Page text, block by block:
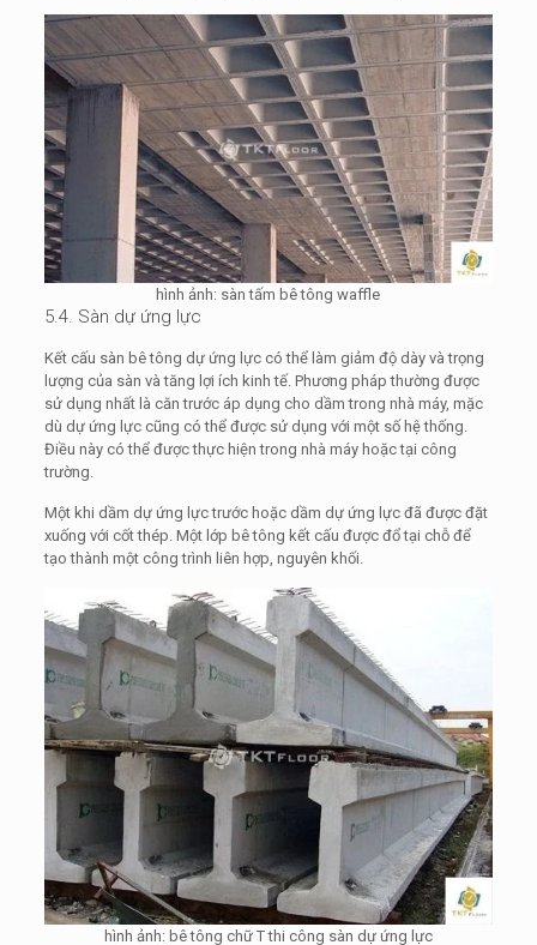
hình ảnh: sàn tấm bê tông waffle
5.4. Sàn dự ứng lực
Kết cấu sàn bê tông dự ứng lực có thể làm giảm độ dày và trọng
lượng của sàn và tăng lợi ích kinh tế. Phương pháp thường được
sử dụng nhất là căn trước áp dụng cho dầm trong nhà máy, mặc
dù dự ứng lực cũng có thể được sử dụng với một số hệ thống.
Điều này có thể được thực hiện trong nhà máy hoặc tại công
trường.
Một khi dầm dự ứng lực trước hoặc dầm dự ứng lực đã được đặt
xuống với cốt thép. Một lớp bê tông kết cấu được đổ tại chỗ để
tạo thành một công trình liên hợp, nguyên khối.
hình ảnh: bê tông chữ T thi công sàn dự ứng lực